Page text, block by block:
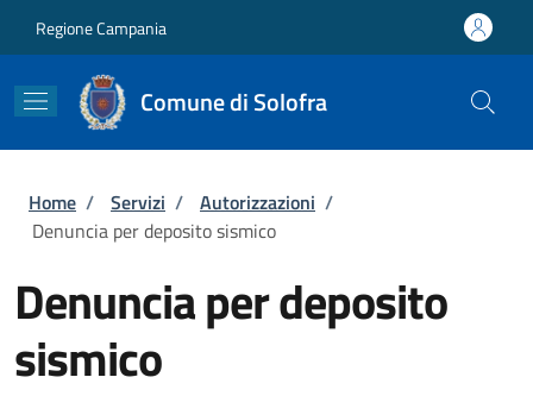
Regione Campania
Comune di Solofra
Briciole di pane
Home / Servizi / Autorizzazioni /
Denuncia per deposito sismico
Denuncia per deposito
sismico